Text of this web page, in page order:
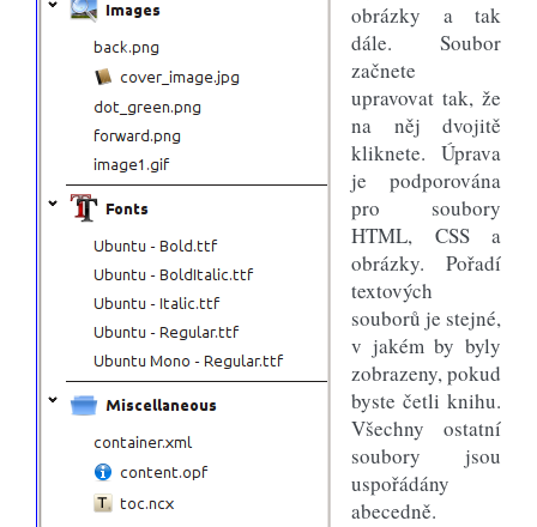
obrázky a tak
dále. Soubor
začnete
upravovat tak, že
na něj dvojitě
kliknete. Úprava
je podporována
pro soubory
HTML, CSS a
obrázky. Pořadí
textových
souborů je stejné,
v jakém by byly
zobrazeny, pokud
byste četli knihu.
Všechny ostatní
soubory jsou
uspořádány
abecedně.